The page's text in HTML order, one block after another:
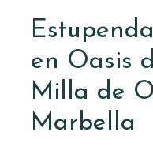
en Oasis
Milla de
Marbella